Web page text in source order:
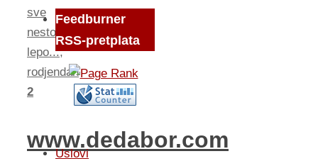
sve
nesto
lepo...,
rodjendan
2
www.dedabor.com
Feedburner
RSS-pretplata
Uslovi